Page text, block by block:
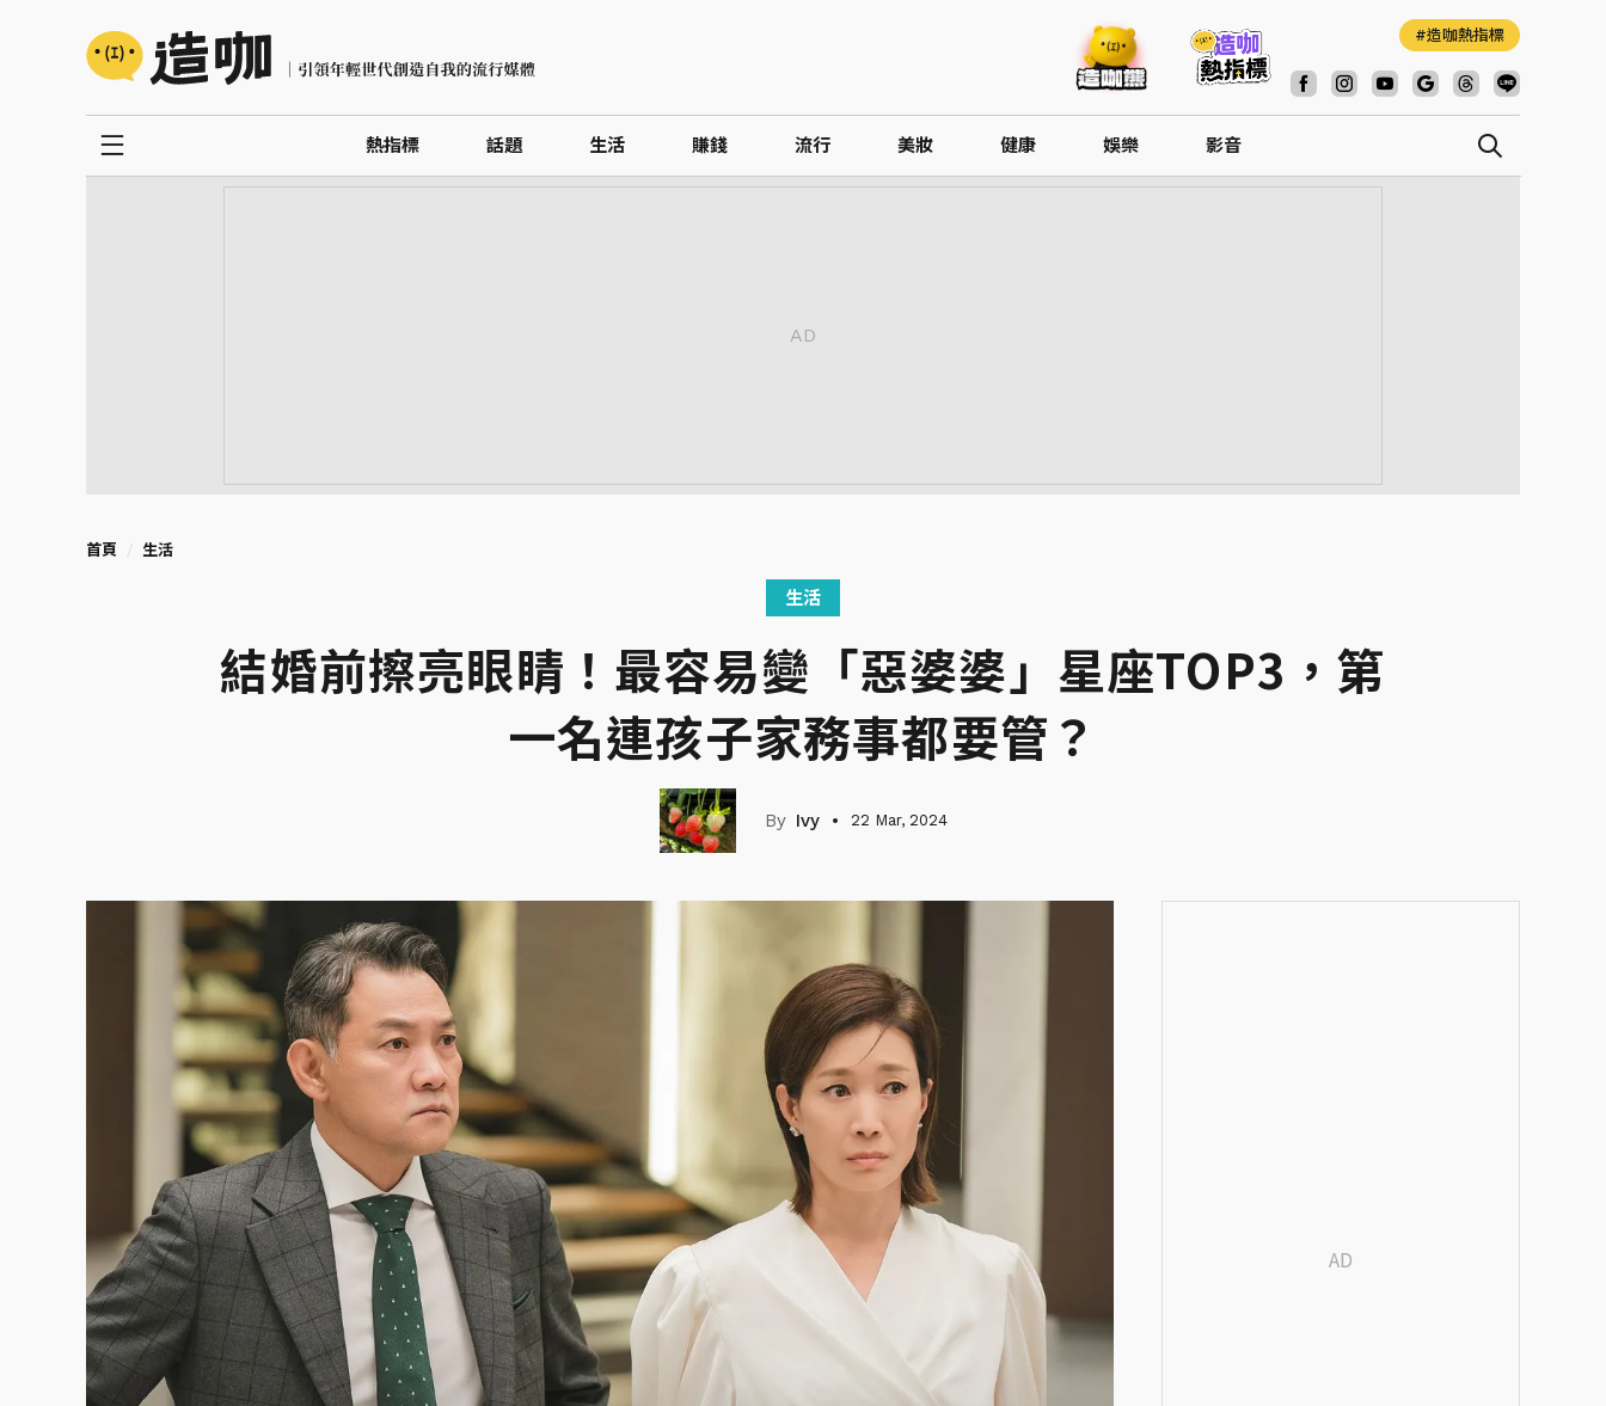
造咖熱指標
熱指標 話題 生活 賺錢 流行 美妝 健康 娛樂 影音
首頁 生活
生活
結婚前擦亮眼睛！最容易變「惡婆婆」星座TOP3，第
一名連孩子家務事都要管？
Ivy 22 Mar, 2024